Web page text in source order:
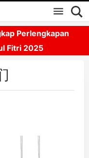
Perlengkapan
Fitri 2025